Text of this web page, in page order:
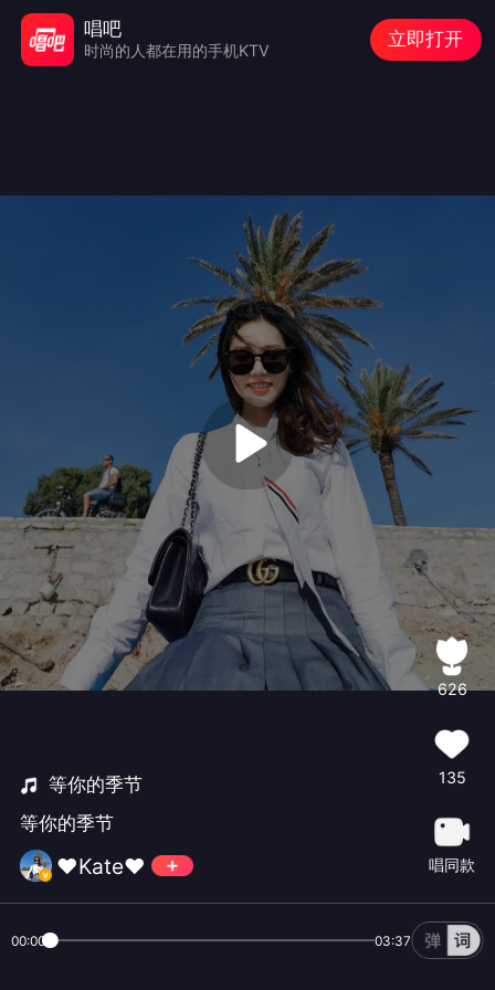
等你的季节
等你的季节
♥️Kate♥️
626
135
唱同款
00:00 03:37
唱吧
时尚的人都在用的手机KTV
立即打开